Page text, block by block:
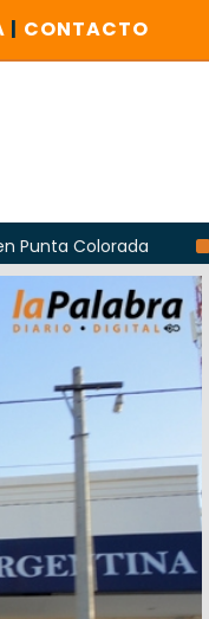
| CONTACTO
Odarda